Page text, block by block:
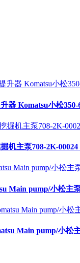
器 Komatsu小松350-
机主泵708-2K-00024
Main pump/小松主
Main pump/小松